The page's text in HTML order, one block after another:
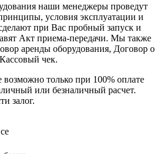
наши менеджеры проведут
условия эксплуатации и
при Вас пробный запуск и
Акт приема-передачи. Мы также
аренды оборудования, Договор о
чек.
только при 100% оплате
или безналичный расчет.
залог.